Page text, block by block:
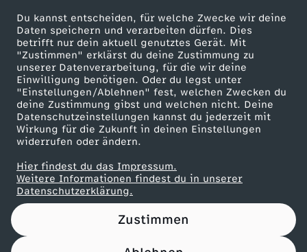
Du kannst entscheiden, für welche Zwecke wir deine
Daten speichern und verarbeiten dürfen. Dies
betrifft nur dein aktuell genutztes Gerät. Mit
"Zustimmen" erklärst du deine Zustimmung zu
unserer Datenverarbeitung, für die wir deine
Einwilligung benötigen. Oder du legst unter
"Einstellungen/Ablehnen" fest, welchen Zwecken du
deine Zustimmung gibst und welchen nicht. Deine
Datenschutzeinstellungen kannst du jederzeit mit
Wirkung für die Zukunft in deinen Einstellungen
widerrufen oder ändern.
Hier findest du das Impressum.
Weitere Informationen findest du in unserer
Datenschutzerklärung.
Zustimmen
ZDF goes Schule
Werbefernsehen
Mainzelmännchen
Partner